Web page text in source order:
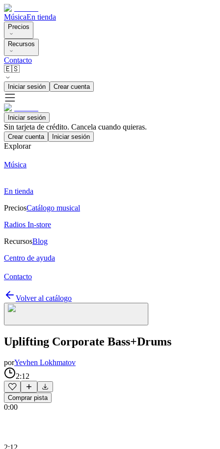
MúsicaEn tienda
Precios
Recursos
Contacto
🇪🇸
Iniciar sesión Crear cuenta
Iniciar sesión
Sin tarjeta de crédito. Cancela cuando quieras.
Crear cuenta Iniciar sesión
Explorar
Música
En tienda
PreciosCatálogo musical
Radios In-store
RecursosBlog
Centro de ayuda
Contacto
Volver al catálogo
Uplifting Corporate Bass+Drums
porYevhen Lokhmatov
2:12
Comprar pista
0:00
2:12